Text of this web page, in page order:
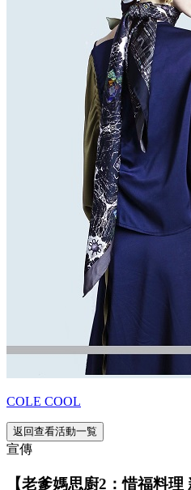
COLE COOL
返回查看活動一覧
宣傳
【老爹媽思廚2：惜福料理